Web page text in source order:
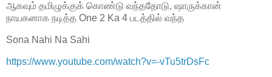
ஆகவும் தமிழுக்குக் கொண்டு வந்ததோடு, ஷாருக்கான்
நாயகனாக நடித்த One 2 Ka 4 படத்தில் வந்த
Sona Nahi Na Sahi
https://www.youtube.com/watch?v=-vTu5trDsFc